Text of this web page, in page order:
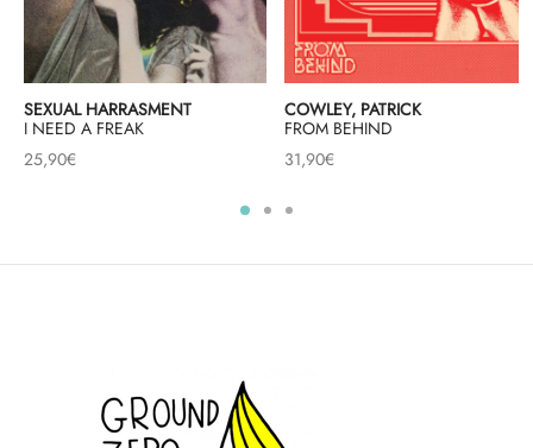
SEXUAL HARRASMENT
I NEED A FREAK
25,90€
COWLEY, PATRICK
FROM BEHIND
31,90€